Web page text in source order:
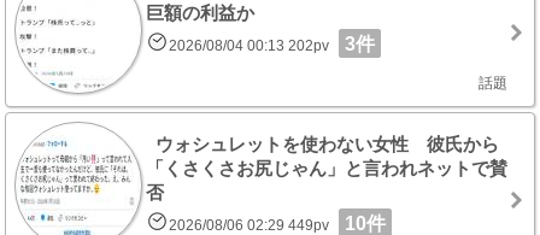
巨額の利益か
2026/08/04 00:13 202pv 3件
話題
ウォシュレットを使わない女性 彼氏から
「くさくさお尻じゃん」と言われネットで賛
否
2026/08/06 02:29 449pv 10件